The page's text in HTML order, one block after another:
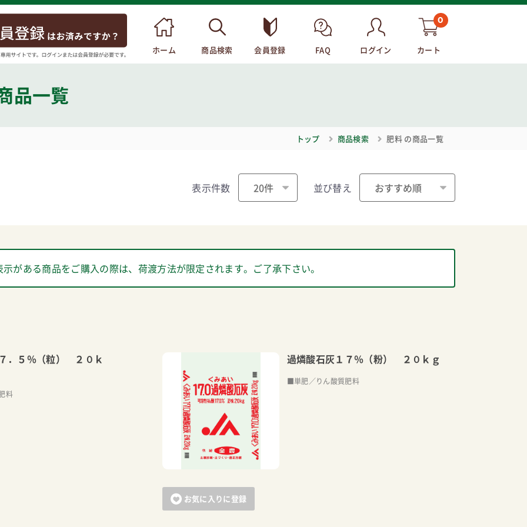
ホーム 商品検索 会員登録 FAQ ログイン
0
カート
品一覧
トップ 商品検索 肥料 の商品一覧
表示件数 並び替え
がある商品をご購入の際は、荷渡方法が限定されます。ご了承下さい。
．５％（粒） ２０ｋ
料
お気に入りに登録
過燐酸石灰１７％（粉） ２０ｋｇ
■単肥／りん酸質肥料